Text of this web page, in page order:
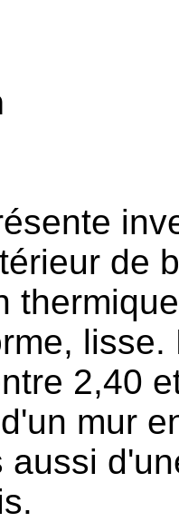
de
2,40
mur
aussi